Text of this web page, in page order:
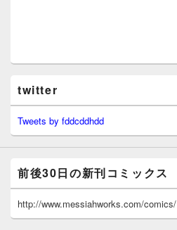
twitter
Tweets by fddcddhdd
前後30日の新刊コミックス
http://www.messiahworks.com/comics/